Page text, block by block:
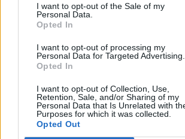
I want to opt-out of the Sale of my
Personal Data.
Opted In
I want to opt-out of processing my
Personal Data for Targeted Advertising.
Opted In
I want to opt-out of Collection, Use,
Retention, Sale, and/or Sharing of my
Personal Data that Is Unrelated with
Purposes for which it was collected.
Opted Out
somme del tuo elaborato
quanto hai detto nella parte
tema. In base all’argomento
la parte conclusiva dicendo, per
che le vacanze estive sono
divertimento ma anche di